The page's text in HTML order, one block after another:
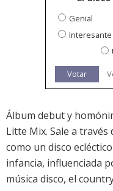
Genial
Interesante
Votar
Álbum debut y
Litte Mix. Sale a través
como un disco
infancia, influenciada
música disco, el